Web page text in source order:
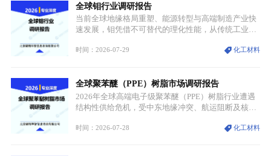
体规模扩张，高附加值领域与规模化工业应用形成两
大独立增长体系。
全球钼行业调研报告
当前全球地缘格局重塑、能源转型与高端制造产业快
速发展，钼凭借不可替代的理化性能，从传统工业金
需格局重构、价值体系重估的新阶段。钼是典型难熔
贯穿传统工业、高端制造、军工、新能源等多个核心
产业，成为现代工业体系中不可或缺的基础材料。
时间：2026-07-29 化工材料
全球聚苯醚（PPE）树脂市场调研报告
2026年全球高端电子级聚苯醚（PPE）树脂行业遭遇
结构性供给危机，受中东地缘冲突、航运阻断及核心
停产，行业长期维持寡头垄断的供应链格局彻底瓦
时间：2026-07-28 化工材料